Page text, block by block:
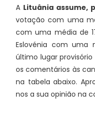
A Lituânia assume,
votação com uma
com uma média de
Eslovénia com uma
último lugar
os comentários às
na tabela abaixo.
nos a sua opinião na